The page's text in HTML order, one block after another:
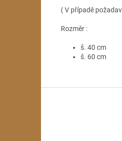
( V případě
Rozměr :
š. 40 cm
š. 60 cm